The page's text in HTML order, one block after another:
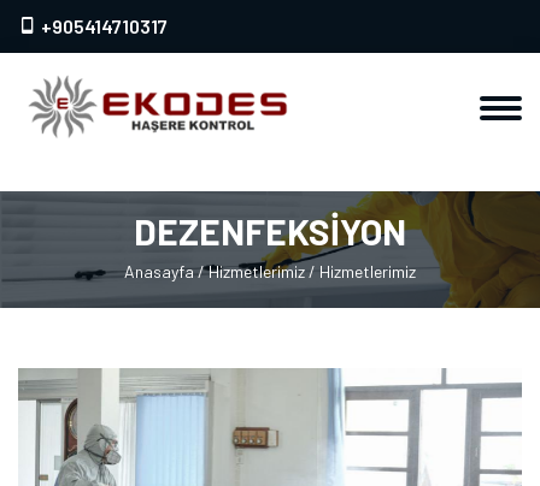
+905414710317
DEZENFEKSİYON
Anasayfa/ Hizmetlerimiz/ Hizmetlerimiz